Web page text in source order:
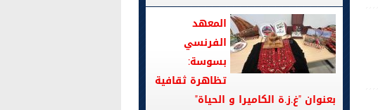
المعهد
الفرنسي
بسوسة:
تظاهرة ثقافية
بعنوان "غ.ز.ة الكاميرا و الحياة"